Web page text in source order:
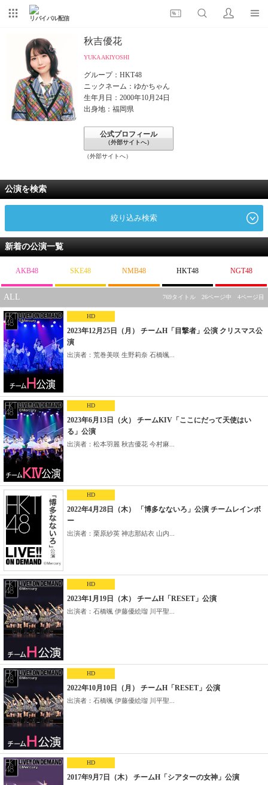
リバイバル配信
秋吉優花
YUKA AKIYOSHI
グループ：HKT48
ニックネーム：ゆかちゃん
生年月日：2000年10月24日
出身地：福岡県
公式プロフィール
（外部サイトへ）
（外部サイトへ）
公演を検索
絞り込み検索
新着の公演一覧
AKB48 SKE48 NMB48 HKT48 NGT48
ALL 769タイトル 26ページ中 4ページ目
HD
2023年12月25日（月） チームH「目撃者」公演 クリスマス公
演
出演者：荒巻美咲 生野莉奈 石橋颯...
HD
2023年6月13日（火） チームKIV「ここにだって天使はい
る」公演
出演者：松本羽麗 秋吉優花 今村麻...
HD
2022年4月28日（木） 「博多なないろ」公演 チームレインボ
ー
出演者：栗原紗英 神志那結衣 山内...
HD
2023年1月19日（木） チームH「RESET」公演
出演者：石橋颯 伊藤優絵瑠 川平聖...
HD
2022年10月10日（月） チームH「RESET」公演
出演者：石橋颯 伊藤優絵瑠 川平聖...
HD
2017年9月7日（木） チームH「シアターの女神」公演